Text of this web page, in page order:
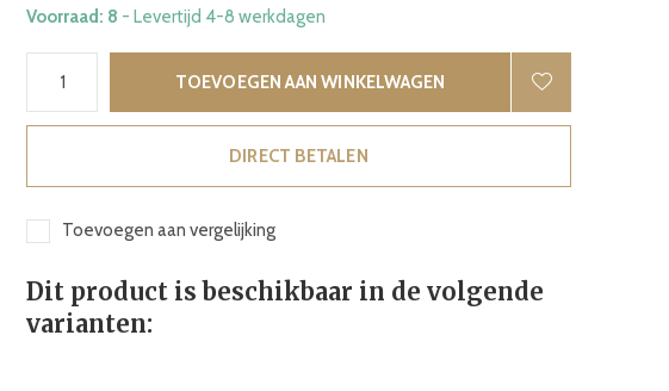
Voorraad: 8 - Levertijd 4-8 werkdagen
TOEVOEGEN AAN WINKELWAGEN
DIRECT BETALEN
Toevoegen aan vergelijking
Dit product is beschikbaar in de volgende
varianten: